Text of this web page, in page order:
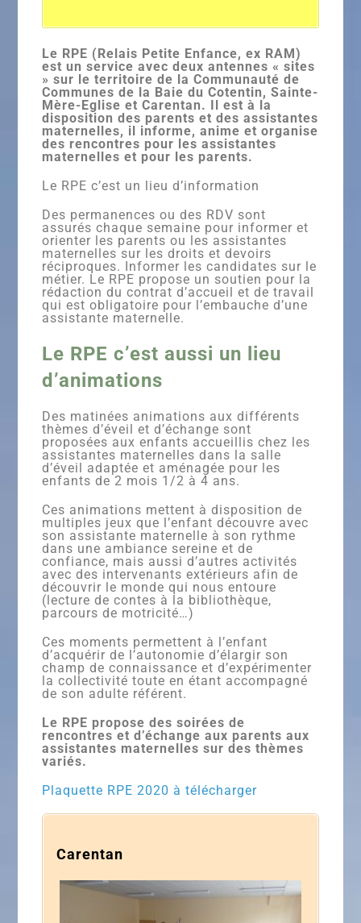
Le RPE (Relais Petite Enfance, ex RAM)
est un service avec deux antennes « sites
» sur le territoire de la Communauté de
Communes de la Baie du Cotentin, Sainte-
Mère-Eglise et Carentan. Il est à la
disposition des parents et des assistantes
maternelles, il informe, anime et organise
des rencontres pour les assistantes
maternelles et pour les parents.
Le RPE c’est un lieu d’information
Des permanences ou des RDV sont
assurés chaque semaine pour informer et
orienter les parents ou les assistantes
maternelles sur les droits et devoirs
réciproques. Informer les candidates sur le
métier. Le RPE propose un soutien pour la
rédaction du contrat d’accueil et de travail
qui est obligatoire pour l’embauche d’une
assistante maternelle.
Le RPE c’est aussi un lieu
d’animations
Des matinées animations aux différents
thèmes d’éveil et d’échange sont
proposées aux enfants accueillis chez les
assistantes maternelles dans la salle
d’éveil adaptée et aménagée pour les
enfants de 2 mois 1/2 à 4 ans.
Ces animations mettent à disposition de
multiples jeux que l’enfant découvre avec
son assistante maternelle à son rythme
dans une ambiance sereine et de
confiance, mais aussi d’autres activités
avec des intervenants extérieurs afin de
découvrir le monde qui nous entoure
(lecture de contes à la bibliothèque,
parcours de motricité…)
Ces moments permettent à l’enfant
d’acquérir de l’autonomie d’élargir son
champ de connaissance et d’expérimenter
la collectivité toute en étant accompagné
de son adulte référent.
Le RPE propose des soirées de
rencontres et d’échange aux parents aux
assistantes maternelles sur des thèmes
variés.
Plaquette RPE 2020 à télécharger
Carentan